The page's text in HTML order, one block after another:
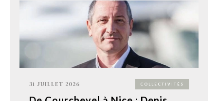
31 JUILLET 2026 COLLECTIVITÉS